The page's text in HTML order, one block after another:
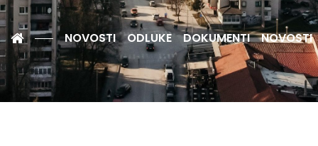
NOVOSTI ODLUKE DOKUMENTI NOVOSTI